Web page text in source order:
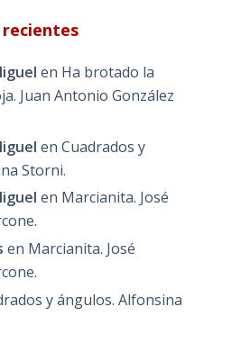
en Ha brotado la
Juan Antonio González
en Cuadrados y
Storni.
en Marcianita. José
en Marcianita. José
y ángulos. Alfonsina